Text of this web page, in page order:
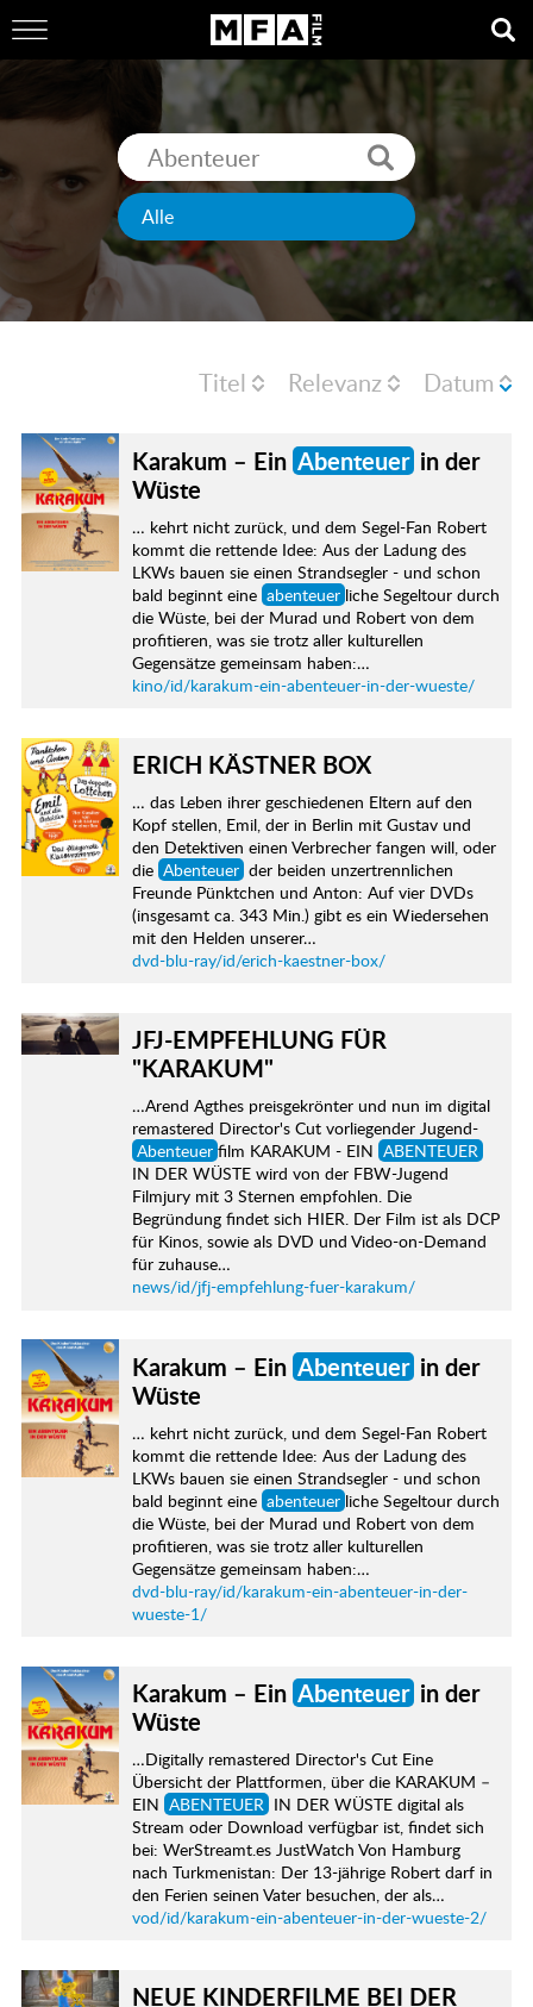
Titel Relevanz Datum
Karakum – Ein Abenteuerin der
Wüste
… kehrt nicht zurück, und dem Segel-Fan Robert
kommt die rettende Idee: Aus der Ladung des
LKWs bauen sie einen Strandsegler - und schon
bald beginnt eine abenteuer liche Segeltour durch
die Wüste, bei der Murad und Robert von dem
profitieren, was sie trotz aller kulturellen
Gegensätze gemeinsam haben:…
kino/id/karakum-ein-abenteuer-in-der-wueste/
ERICH KÄSTNER BOX
… das Leben ihrer geschiedenen Eltern auf den
Kopf stellen, Emil, der in Berlin mit Gustav und
den Detektiven einen Verbrecher fangen will, oder
die Abenteuer der beiden unzertrennlichen
Freunde Pünktchen und Anton: Auf vier DVDs
(insgesamt ca. 343 Min.) gibt es ein Wiedersehen
mit den Helden unserer…
dvd-blu-ray/id/erich-kaestner-box/
JFJ-EMPFEHLUNG FÜR
"KARAKUM"
…Arend Agthes preisgekrönter und nun im digital
remastered Director's Cut vorliegender Jugend-
Abenteuer film KARAKUM - EIN ABENTEUER
IN DER WÜSTE wird von der FBW-Jugend
Filmjury mit 3 Sternen empfohlen. Die
Begründung findet sich HIER. Der Film ist als DCP
für Kinos, sowie als DVD und Video-on-Demand
für zuhause…
news/id/jfj-empfehlung-fuer-karakum/
Karakum – Ein Abenteuerin der
Wüste
… kehrt nicht zurück, und dem Segel-Fan Robert
kommt die rettende Idee: Aus der Ladung des
LKWs bauen sie einen Strandsegler - und schon
bald beginnt eine abenteuer liche Segeltour durch
die Wüste, bei der Murad und Robert von dem
profitieren, was sie trotz aller kulturellen
Gegensätze gemeinsam haben:…
dvd-blu-ray/id/karakum-ein-abenteuer-in-der-
wueste-1/
Karakum – Ein Abenteuerin der
Wüste
…Digitally remastered Director's Cut Eine
Übersicht der Plattformen, über die KARAKUM –
EIN ABENTEUER IN DER WÜSTE digital als
Stream oder Download verfügbar ist, findet sich
bei: WerStreamt.es JustWatch Von Hamburg
nach Turkmenistan: Der 13-jährige Robert darf in
den Ferien seinen Vater besuchen, der als…
vod/id/karakum-ein-abenteuer-in-der-wueste-2/
NEUE KINDERFILME BEI DER